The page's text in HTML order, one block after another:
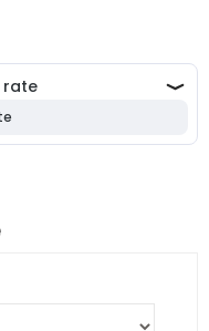
con orecchie da
multiuso, il
100% cotone per
sensibile del
della prima infanzia
curate, ideali per